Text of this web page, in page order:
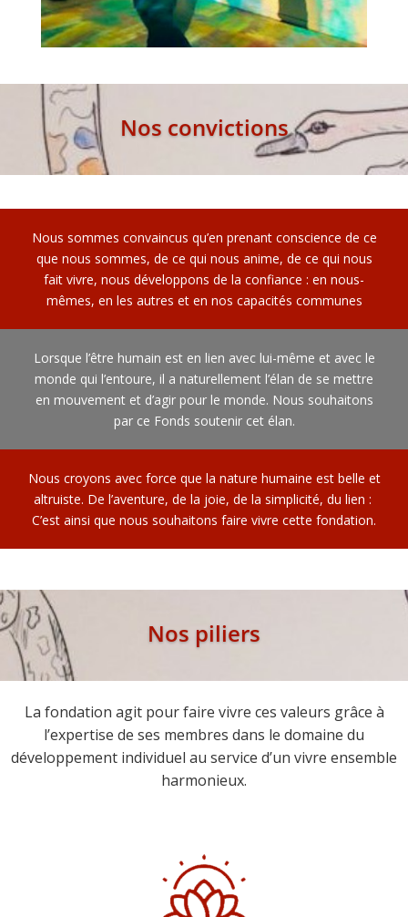
Nos convictions
Nous sommes convaincus qu’en prenant conscience de ce
que nous sommes, de ce qui nous anime, de ce qui nous
fait vivre, nous développons de la confiance : en nous-
mêmes, en les autres et en nos capacités communes
Lorsque l’être humain est en lien avec lui-même et avec le
monde qui l’entoure, il a naturellement l’élan de se mettre
en mouvement et d’agir pour le monde. Nous souhaitons
par ce Fonds soutenir cet élan.
Nous croyons avec force que la nature humaine est belle et
altruiste. De l’aventure, de la joie, de la simplicité, du lien :
C’est ainsi que nous souhaitons faire vivre cette fondation.
Nos piliers
La fondation agit pour faire vivre ces valeurs grâce à
l’expertise de ses membres dans le domaine du
développement individuel au service d’un vivre ensemble
harmonieux.